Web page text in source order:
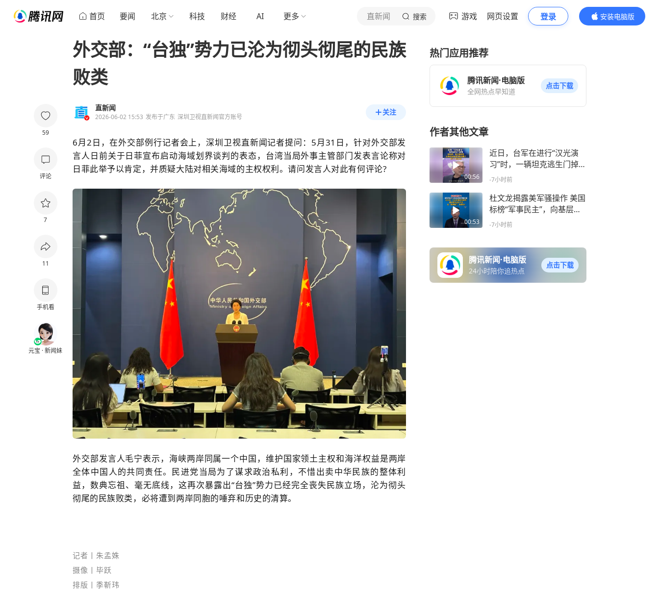
首页 要闻 北京 科技 财经 AI 更多 直新闻 搜索 游戏 网页设置 登录
安装电脑版
内容更精彩
59
评论
7
11
手机看
元宝 · 新闻妹
外交部：“台独”势力已沦为彻头彻尾的民族
败类
直新闻
2026-06-02 15:53 发布于广东 深圳卫视直新闻官方账号
关注
6月2日，在外交部例行记者会上，深圳卫视直新闻记者提问：5月31日，针对外交部发
言人日前关于日菲宣布启动海域划界谈判的表态，台湾当局外事主管部门发表言论称对
日菲此举予以肯定，并质疑大陆对相关海域的主权权利。请问发言人对此有何评论?
外交部发言人毛宁表示，海峡两岸同属一个中国，维护国家领土主权和海洋权益是两岸
全体中国人的共同责任。民进党当局为了谋求政治私利，不惜出卖中华民族的整体利
益，数典忘祖、毫无底线，这再次暴露出“台独”势力已经完全丧失民族立场，沦为彻头
彻尾的民族败类，必将遭到两岸同胞的唾弃和历史的清算。
记者丨朱孟姝
摄像 丨毕跃
排版丨 季靳玮
热门应用推荐
腾讯新闻·电脑版
全网热点早知道
点击下载
作者其他文章
00:56
近日，台军在进行“汉光演
习”时，一辆坦克逃生门掉
落，台军退役将领帅化民表
工作，装甲车都是越战时期
的
-7小时前
00:53
杜文龙揭露美军骚操作 美国
标榜“军事民主”，向基层士
兵众筹攻打伊朗的方案，时
境，所谓集思广益，不过是
黔驴技穷的遮羞布
-7小时前
腾讯新闻·电脑版
24小时陪你追热点
点击下载